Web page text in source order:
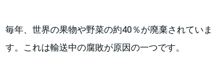
毎年、世界の果物や野菜の約40％が廃棄されていま
す。これは輸送中の腐敗が原因の一つです。